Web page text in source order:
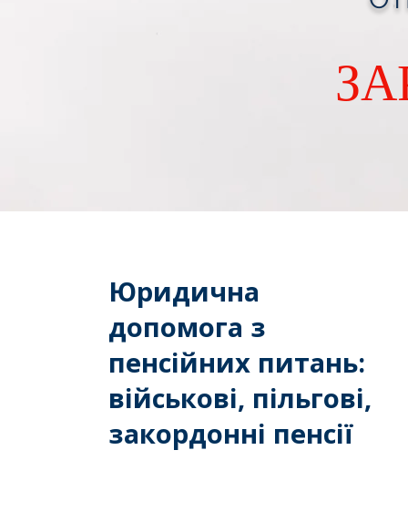
Юридична
допомога з
пенсійних питань:
військові, пільгові,
закордонні пенсії